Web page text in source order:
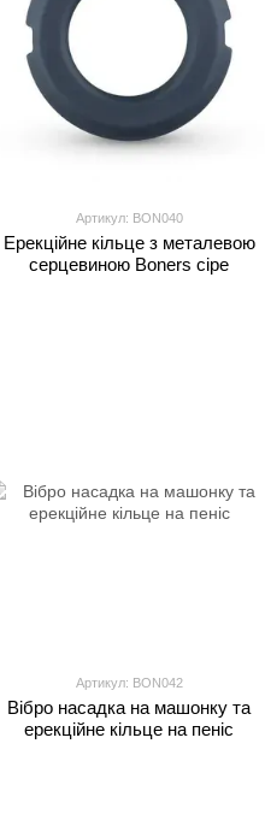
Артикул: BON040
Ерекційне кільце з металевою
серцевиною Boners сіре
Артикул: BON042
Вібро насадка на машонку та
ерекційне кільце на пеніс